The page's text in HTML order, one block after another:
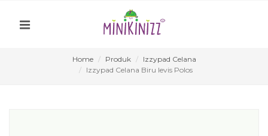
Home Produk
Izzypad Celana
Izzypad Celana Biru levis Polos